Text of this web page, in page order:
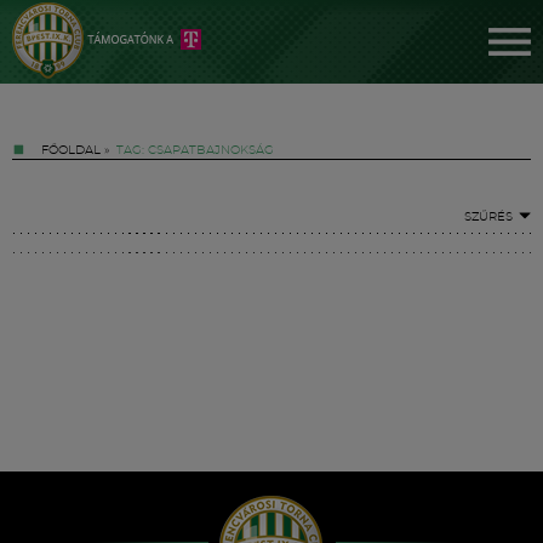
FŐOLDAL » TAG: CSAPATBAJNOKSÁG
SZŰRÉS
Hírek